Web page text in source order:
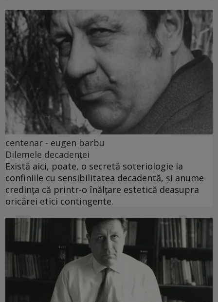
centenar - eugen barbu
Dilemele decadenței
Există aici, poate, o secretă soteriologie la
confiniile cu sensibilitatea decadentă, și anume
credința că printr-o înălțare estetică deasupra
oricărei etici contingente.